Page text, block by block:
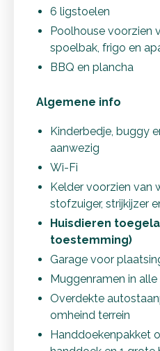
6 ligstoelen
Poolhouse voorzien
spoelbak, frigo en
BBQ en plancha
Algemene info
Kinderbedje, buggy
aanwezig
Wi-Fi
Kelder voorzien van
stofzuiger, strijkijzer
Huisdieren
toestemming)
Garage voor
Muggenramen in
Overdekte
omheind terrein
Handdoekenpakket